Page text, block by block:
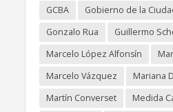
GCBA
Gobierno de la
Gonzalo Rua
Guillermo
Marcelo López Alfonsín
Marcelo Vázquez
Mariana
Martín Converset
Medida